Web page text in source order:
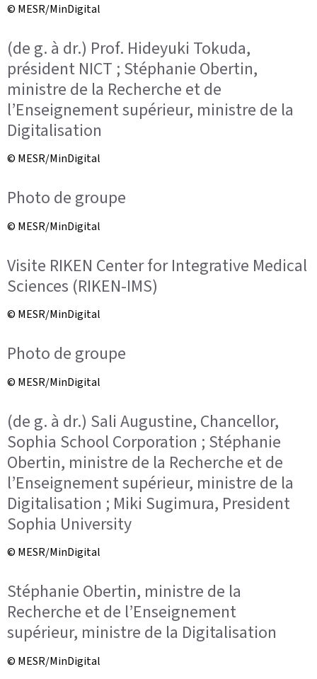
© MESR/MinDigital
(de g. à dr.) Prof. Hideyuki Tokuda,
président NICT ; Stéphanie Obertin,
ministre de la Recherche et de
l’Enseignement supérieur, ministre de la
Digitalisation
© MESR/MinDigital
Photo de groupe
© MESR/MinDigital
Visite RIKEN Center for Integrative Medical
Sciences (RIKEN-IMS)
© MESR/MinDigital
Photo de groupe
© MESR/MinDigital
(de g. à dr.) Sali Augustine, Chancellor,
Sophia School Corporation ; Stéphanie
Obertin, ministre de la Recherche et de
l’Enseignement supérieur, ministre de la
Digitalisation ; Miki Sugimura, President
Sophia University
© MESR/MinDigital
Stéphanie Obertin, ministre de la
Recherche et de l’Enseignement
supérieur, ministre de la Digitalisation
© MESR/MinDigital